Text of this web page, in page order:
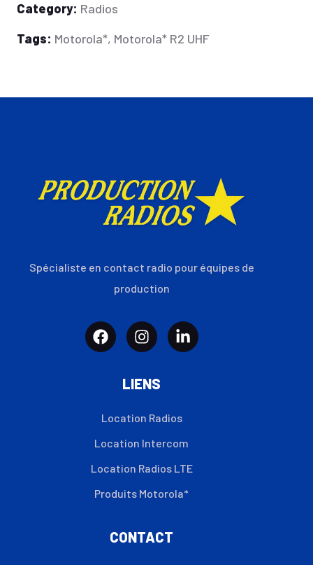
Category: Radios
Tags: Motorola*, Motorola* R2 UHF
Spécialiste en contact radio pour équipes de
production
LIENS
Location Radios
Location Intercom
Location Radios LTE
Produits Motorola*
CONTACT